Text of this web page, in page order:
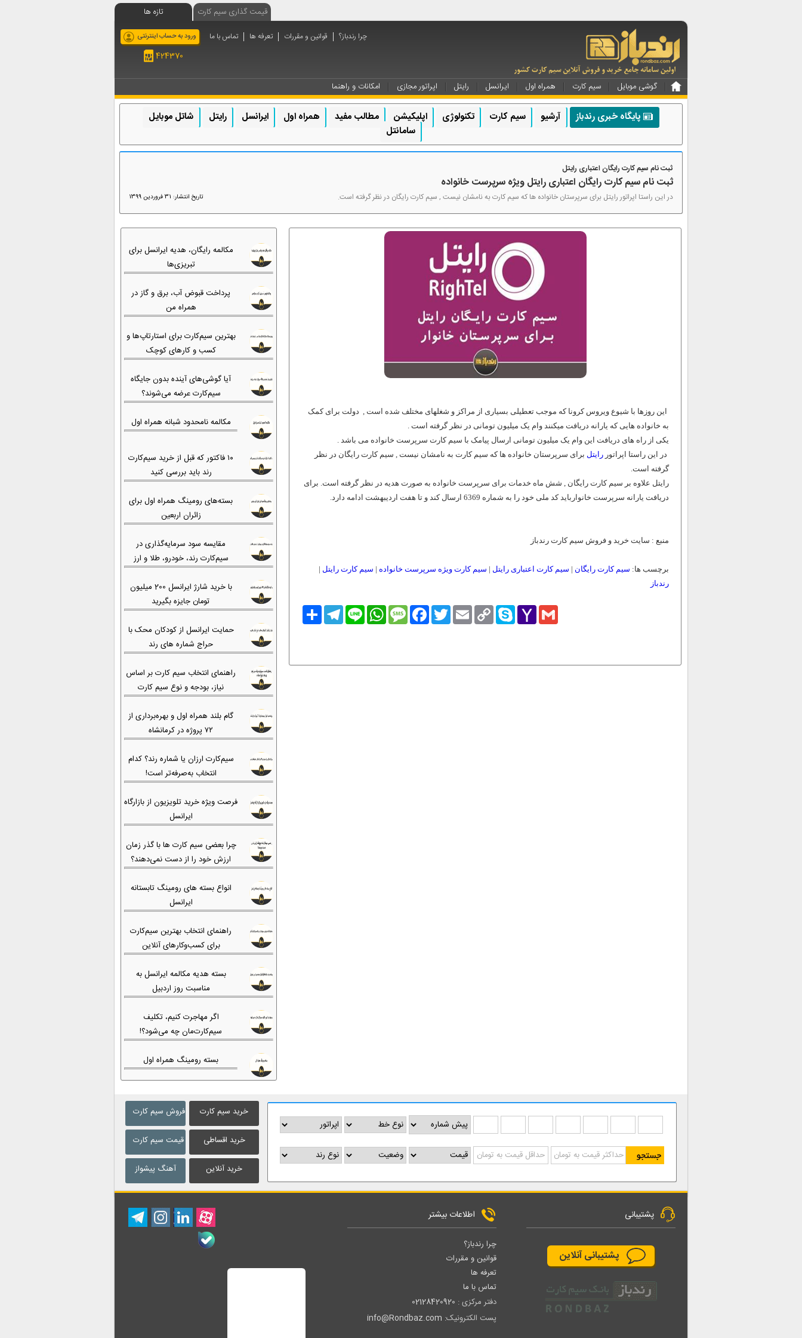
قیمت گذاری سیم کارت تازه ها
ورود به حساب اینترنتی چرا رندباز؟ قوانین و مقررات تعرفه ها تماس با ما
424370
گوشی موبایل سیم کارت همراه اول ایرانسل رایتل اپراتور مجازی امکانات و راهنما
پایگاه خبری رندباز آرشیو سیم کارت تکنولوژی اپلیکیشن مطالب مفید همراه اول ایرانسل رایتل
شاتل موبایل
سامانتل
ثبت نام سیم کارت رایگان اعتباری رایتل
ثبت نام سیم کارت رایگان اعتباری رایتل ویژه سرپرست خانواده
در این راستا اپراتور رایتل برای سرپرستان خانواده ها که سیم کارت به نامشان نیست , سیم کارت رایگان در نظر گرفته است. تاریخ انتشار: 31 فروردین 1399
این روزها با شیوع ویروس کرونا که موجب تعطیلی بسیاری از مراکز و شغلهای مختلف شده است , دولت برای کمک
به خانواده هایی که یارانه دریافت میکنند وام یک میلیون تومانی در نظر گرفته است .
یکی از راه های دریافت این وام یک میلیون تومانی ارسال پیامک با سیم کارت سرپرست خانواده می باشد .
در این راستا اپراتور رایتل برای سرپرستان خانواده ها که سیم کارت به نامشان نیست , سیم کارت رایگان در نظر
گرفته است.
رایتل علاوه بر سیم کارت رایگان , شش ماه خدمات برای سرپرست خانواده به صورت هدیه در نظر گرفته است. برای
دریافت یارانه سرپرست خانوارباید کد ملی خود را به شماره 6369 ارسال کند و تا هفت اردیبهشت ادامه دارد.
منبع : سایت خرید و فروش سیم کارت رندباز
برچسب ها: سیم کارت رایگان | سیم کارت اعتباری رایتل | سیم کارت ویژه سرپرست خانواده | سیم کارت رایتل |
رندباز
اشتراکTelegram Line
WhatsAppMessageFacebookTwitter Email
Copy
Link
Skype Yahoo Gmail
مکالمه رایگان، هدیه ایرانسل برای
تبریزی‌ها
پرداخت قبوض آب، برق و گاز در
همراه من
بهترین سیم‌کارت برای استارتاپ‌ها و
کسب و کارهای کوچک
آیا گوشی‌های آینده بدون جایگاه
سیم‌کارت عرضه می‌شوند؟
مکالمه نامحدود شبانه همراه اول
۱۰ فاکتور که قبل از خرید سیم‌کارت
رند باید بررسی کنید
بسته‌های رومینگ همراه اول برای
زائران اربعین
مقایسه سود سرمایه‌گذاری در
سیم‌کارت رند، خودرو، طلا و ارز
با خرید شارژ ایرانسل 200 میلیون
تومان جایزه بگیرید
حمایت ایرانسل از کودکان محک با
حراج شماره های رند
راهنمای انتخاب سیم کارت بر اساس
نیاز، بودجه و نوع سیم کارت
گام بلند همراه اول و بهره‌برداری از
۷۲ پروژه در کرمانشاه
سیم‌کارت ارزان یا شماره رند؟ کدام
انتخاب به‌صرفه‌تر است!
فرصت ویژه خرید تلویزیون از بازارگاه
ایرانسل
چرا بعضی سیم کارت ها با گذر زمان
ارزش خود را از دست نمی‌دهند؟
انواع بسته های رومینگ تابستانه
ایرانسل
راهنمای انتخاب بهترین سیم‌کارت
برای کسب‌وکارهای آنلاین
بسته هدیه مکالمه ایرانسل به
مناسبت روز اردبیل
اگر مهاجرت کنیم، تکلیف
سیم‌کارت‌مان چه می‌شود؟!
بسته رومینگ همراه اول
فروش سیم کارت
قیمت سیم کارت
آهنگ پیشواز
خرید سیم کارت
خرید اقساطی
خرید آنلاین
پشتیبانی
پشتیبانی آنلاین
اطلاعات بیشتر
چرا رندباز؟
قوانین و مقررات
تعرفه ها
تماس با ما
دفتر مرکزی : 02128420920
پست الکترونیک: info@Rondbaz.com